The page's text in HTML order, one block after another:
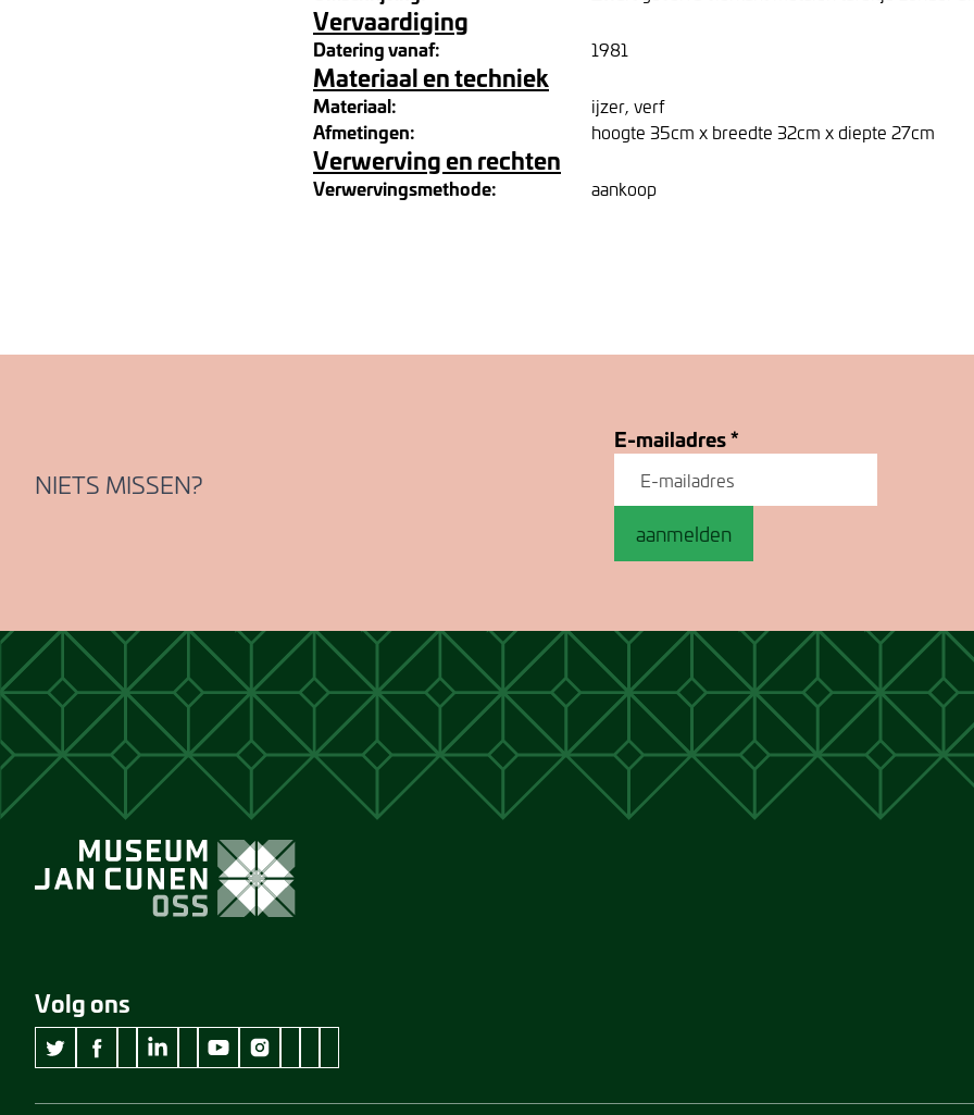
Vervaardiging
Datering vanaf: 1981
Materiaal en techniek
Materiaal: ijzer, verf
Afmetingen: hoogte 35cm x breedte 32cm x diepte 27cm
Verwerving en rechten
Verwervingsmethode: aankoop
NIETS MISSEN?
E-mailadres*
aanmelden
Volg ons
twitter Museum Jan Cunen
facebook Museum Jan Cunen
wikipedia Museum Jan Cunen
linkedin Museum Jan Cunen
googleplus Museum Jan Cunen
youtube Museum Jan Cunen
instagram Museum Jan Cunen